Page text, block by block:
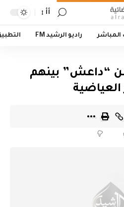
أأ
المباشر راديو الرشيد FM
من “داعش” بينهم
العياضية